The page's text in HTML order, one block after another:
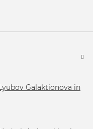
Galaktionova in